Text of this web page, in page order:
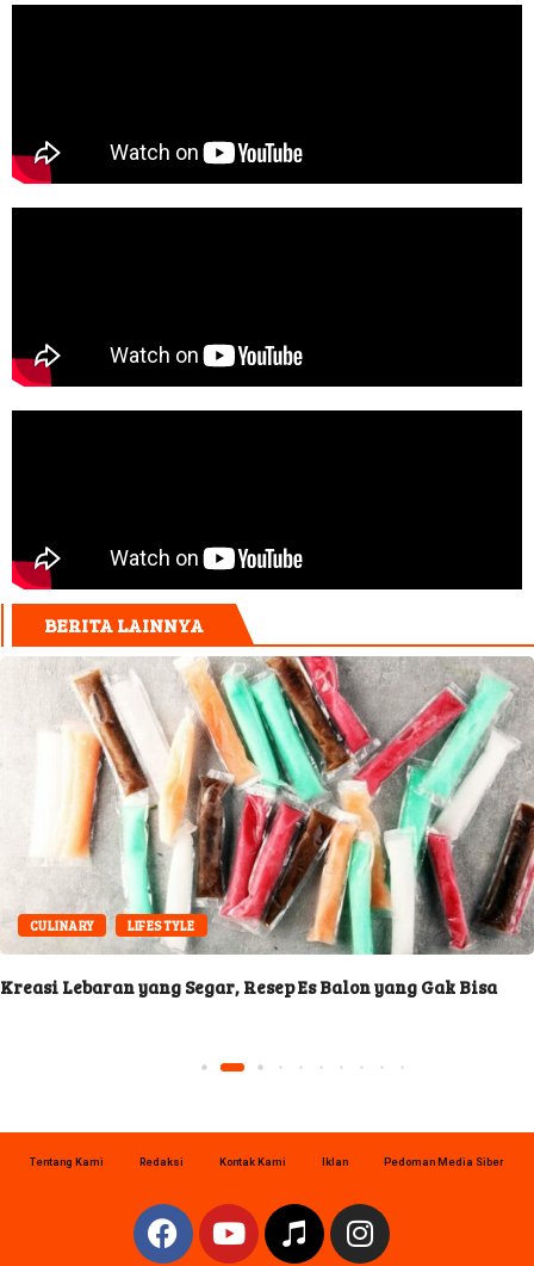
BERITA LAINNYA
CULINARY LIFESTYLE
Kreasi Lebaran yang Segar, Resep Es Balon yang Gak Bisa
Tentang Kami Redaksi Kontak Kami Iklan Pedoman Media Siber